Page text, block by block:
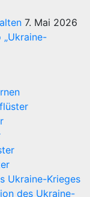
7. Mai 2026
Ukraine-Krieges
des Ukraine-